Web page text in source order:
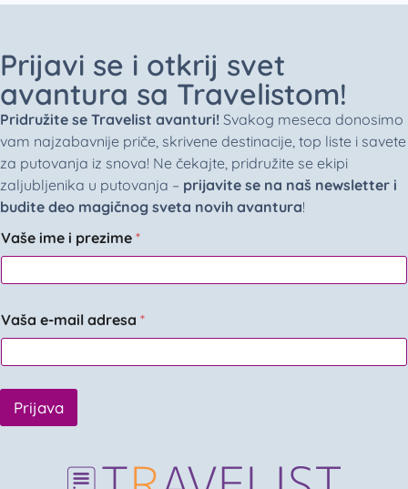
Prijavi se i otkrij svet
avantura sa Travelistom!
Pridružite se Travelist avanturi! Svakog meseca donosimo
vam najzabavnije priče, skrivene destinacije, top liste i savete
za putovanja iz snova! Ne čekajte, pridružite se ekipi
zaljubljenika u putovanja – prijavite se na naš newsletter i
budite deo magičnog sveta novih avantura!
Vaše ime i prezime *
Vaša e-mail adresa *
Prijava